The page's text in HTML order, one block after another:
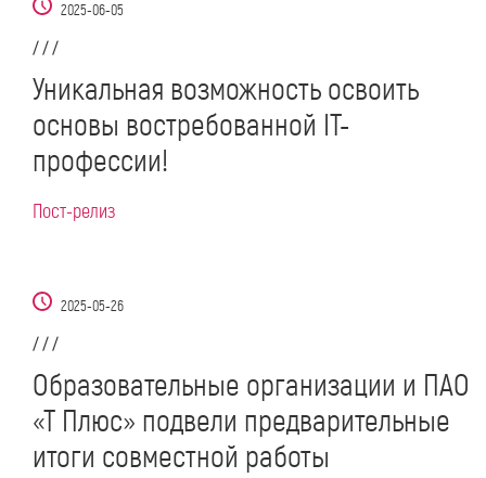
2025-06-05
/ / /
Уникальная возможность освоить
основы востребованной IT-
профессии!
Пост-релиз
2025-05-26
/ / /
Образовательные организации и ПАО
«Т Плюс» подвели предварительные
итоги совместной работы